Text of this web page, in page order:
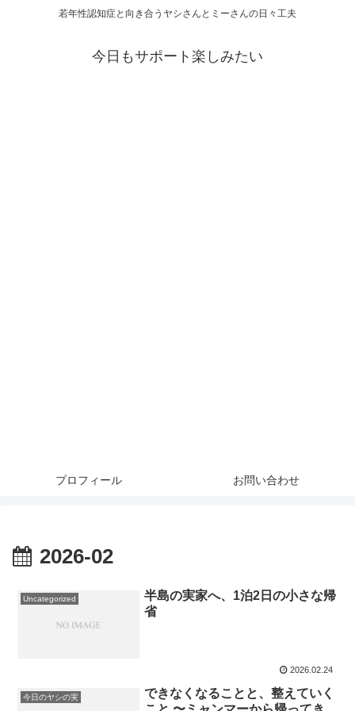
若年性認知症と向き合うヤシさんとミーさんの日々工夫
今日もサポート楽しみたい
プロフィール お問い合わせ
2026-02
Uncategorized
半島の実家へ、1泊2日の小さな帰
省
2026.02.24
今日のヤシの実
できなくなることと、整えていく